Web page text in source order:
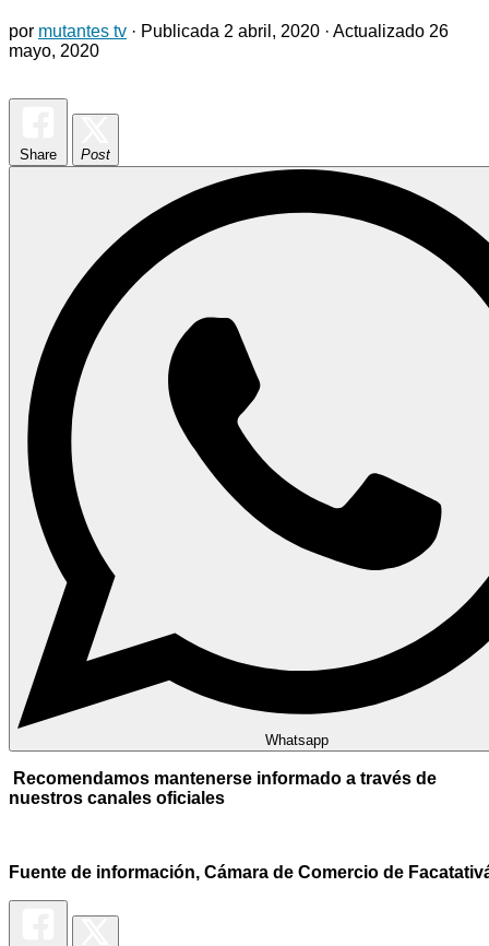
por mutantes tv · Publicada 2 abril, 2020 · Actualizado 26
mayo, 2020
Share Post
Whatsapp
Recomendamos mantenerse informado a través de
nuestros canales oficiales
Fuente de información, Cámara de Comercio de